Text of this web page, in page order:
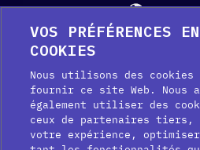
VOS PRÉFÉRENCES
COOKIES
Nous utilisons des
fournir ce site Web. Nous
également utiliser des
ceux de partenaires tiers,
votre expérience,